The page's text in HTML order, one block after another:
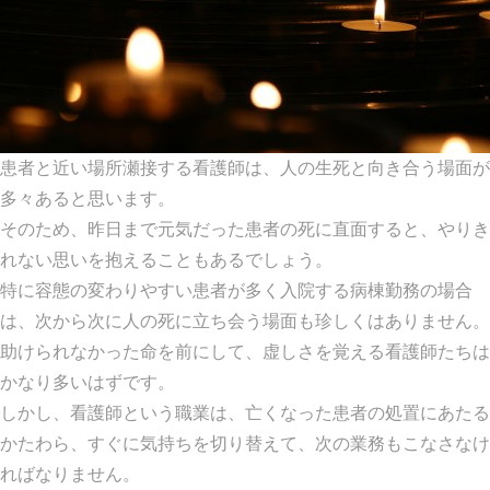
患者と近い場所瀬接する看護師は、人の生死と向き合う場面が
多々あると思います。
そのため、昨日まで元気だった患者の死に直面すると、やりき
れない思いを抱えることもあるでしょう。
特に容態の変わりやすい患者が多く入院する病棟勤務の場合
は、次から次に人の死に立ち会う場面も珍しくはありません。
助けられなかった命を前にして、虚しさを覚える看護師たちは
かなり多いはずです。
しかし、看護師という職業は、亡くなった患者の処置にあたる
かたわら、すぐに気持ちを切り替えて、次の業務もこなさなけ
ればなりません。